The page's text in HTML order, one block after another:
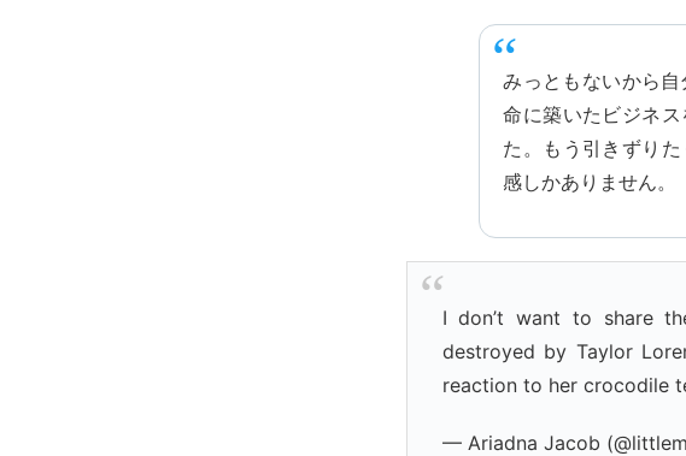
みっともないから
命に築いたビジネ
た。もう引きずり
感しかありません。
I don’t want to share
destroyed by Taylor
reaction to her crocodile
— Ariadna Jacob